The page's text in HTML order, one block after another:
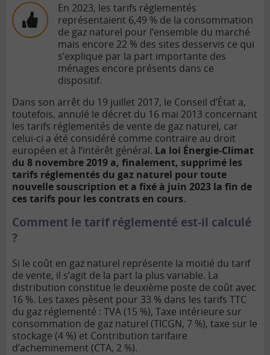
En 2023, les tarifs réglementés
représentaient 6,49 % de la consommation
de gaz naturel pour l’ensemble du marché
mais encore 22 % des sites desservis ce qui
s’explique par la part importante des
ménages encore présents dans ce
dispositif.
Dans son arrêt du 19 juillet 2017, le Conseil d’État a,
toutefois, annulé le décret du 16 mai 2013 concernant
les tarifs réglementés de vente de gaz naturel, car
celui-ci a été considéré comme contraire au droit
européen et à l’intérêt général. La loi Énergie-Climat
du 8 novembre 2019 a, finalement, supprimé les
tarifs réglementés du gaz naturel pour toute
nouvelle souscription et a fixé à juin 2023 la fin de
ces tarifs pour les contrats en cours.
Comment le tarif réglementé est-il calculé
?
Si le coût en gaz naturel représente la moitié du tarif
de vente, il s’agit de la part la plus variable. La
distribution constitue le deuxième poste de coût avec
16 %. Les taxes pèsent pour 33 % dans les tarifs TTC
du gaz réglementé : TVA (15 %), Taxe intérieure sur
consommation de gaz naturel (TICGN, 7 %), taxe sur le
stockage (4 %) et Contribution tarifaire
d’acheminement (CTA, 2 %).